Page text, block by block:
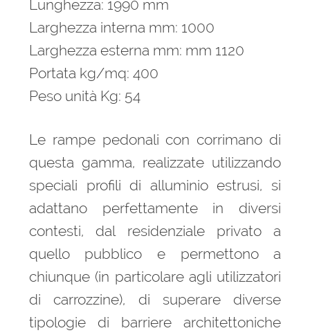
Lunghezza: 1990 mm
Larghezza interna mm: 1000
Larghezza esterna mm: mm 1120
Portata kg/mq: 400
Peso unità Kg: 54
Le rampe pedonali con corrimano di
questa gamma, realizzate utilizzando
speciali profili di alluminio estrusi, si
adattano perfettamente in diversi
contesti, dal residenziale privato a
quello pubblico e permettono a
chiunque (in particolare agli utilizzatori
di carrozzine), di superare diverse
tipologie di barriere architettoniche